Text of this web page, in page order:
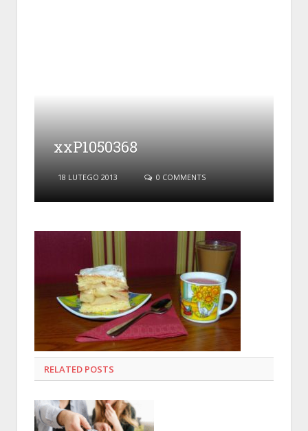
xxP1050368
18 LUTEGO 2013 0 COMMENTS
RELATED POSTS